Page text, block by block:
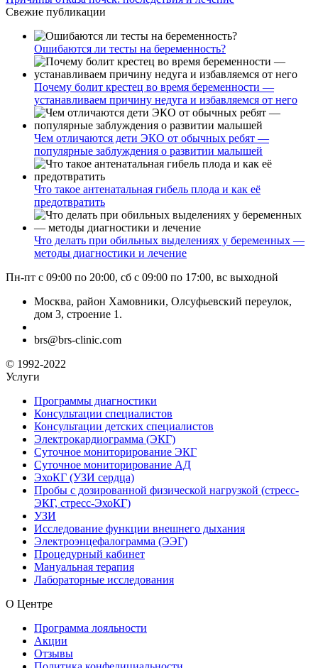
Свежие публикации
Ошибаются ли тесты на беременность?
Почему болит крестец во время беременности —
устанавливаем причину недуга и избавляемся от него
Чем отличаются дети ЭКО от обычных ребят —
популярные заблуждения о развитии малышей
Что такое антенатальная гибель плода и как её
предотвратить
Что делать при обильных выделениях у беременных —
методы диагностики и лечение
Пн-пт с 09:00 по 20:00, сб с 09:00 по 17:00, вс выходной
Москва, район Хамовники, Олсуфьевский переулок,
дом 3, строение 1.
brs@brs-clinic.com
© 1992-2022
Услуги
Программы диагностики
Консультации специалистов
Консультации детских специалистов
Электрокардиограмма (ЭКГ)
Суточное мониторирование ЭКГ
Суточное мониторирование АД
ЭхоКГ (УЗИ сердца)
Пробы с дозированной физической нагрузкой (стресс-
ЭКГ, стресс-ЭхоКГ)
УЗИ
Исследование функции внешнего дыхания
Электроэнцефалограмма (ЭЭГ)
Процедурный кабинет
Мануальная терапия
Лабораторные исследования
О Центре
Программа лояльности
Акции
Отзывы